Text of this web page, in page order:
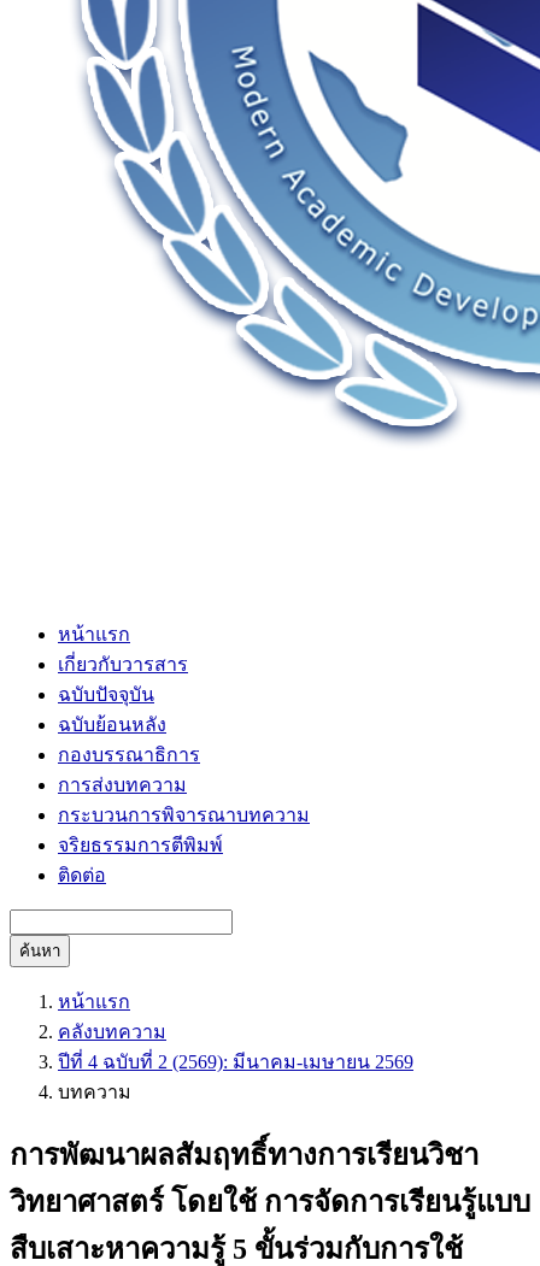
หน้าแรก
เกี่ยวกับวารสาร
ฉบับปัจจุบัน
ฉบับย้อนหลัง
กองบรรณาธิการ
การส่งบทความ
กระบวนการพิจารณาบทความ
จริยธรรมการตีพิมพ์
ติดต่อ
ค้นหา
หน้าแรก
คลังบทความ
ปีที่ 4 ฉบับที่ 2 (2569): มีนาคม-เมษายน 2569
บทความ
การพัฒนาผลสัมฤทธิ์ทางการเรียนวิชา
วิทยาศาสตร์ โดยใช้ การจัดการเรียนรู้แบบ
สืบเสาะหาความรู้ 5 ขั้นร่วมกับการใช้